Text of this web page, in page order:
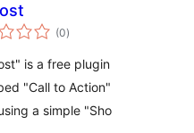
(0total
ratings
)
is a free plugin
"Call to Action"
a simple "Sho